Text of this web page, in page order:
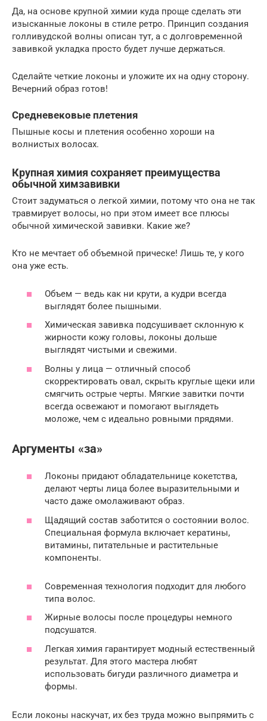
Да, на основе крупной химии куда проще сделать эти
изысканные локоны в стиле ретро. Принцип создания
голливудской волны описан тут, а с долговременной
завивкой укладка просто будет лучше держаться.
Сделайте четкие локоны и уложите их на одну сторону.
Вечерний образ готов!
Средневековые плетения
Пышные косы и плетения особенно хороши на
волнистых волосах.
Крупная химия сохраняет преимущества
обычной химзавивки
Стоит задуматься о легкой химии, потому что она не так
травмирует волосы, но при этом имеет все плюсы
обычной химической завивки. Какие же?
Кто не мечтает об объемной прическе! Лишь те, у кого
она уже есть.
Объем — ведь как ни крути, а кудри всегда
выглядят более пышными.
Химическая завивка подсушивает склонную к
жирности кожу головы, локоны дольше
выглядят чистыми и свежими.
Волны у лица — отличный способ
скорректировать овал, скрыть круглые щеки или
смягчить острые черты. Мягкие завитки почти
всегда освежают и помогают выглядеть
моложе, чем с идеально ровными прядями.
Аргументы «за»
Локоны придают обладательнице кокетства,
делают черты лица более выразительными и
часто даже омолаживают образ.
Щадящий состав заботится о состоянии волос.
Специальная формула включает кератины,
витамины, питательные и растительные
компоненты.
Современная технология подходит для любого
типа волос.
Жирные волосы после процедуры немного
подсушатся.
Легкая химия гарантирует модный естественный
результат. Для этого мастера любят
использовать бигуди различного диаметра и
формы.
Если локоны наскучат, их без труда можно выпрямить с